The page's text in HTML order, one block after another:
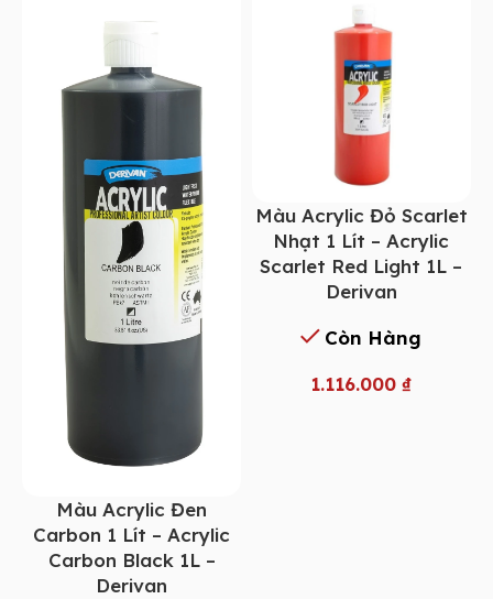
Màu Acrylic Đen
Carbon 1 Lít – Acrylic
Carbon Black 1L –
Derivan
Màu Acrylic Đỏ Scarlet
Nhạt 1 Lít – Acrylic
Scarlet Red Light 1L –
Derivan
Còn Hàng
1.116.000₫